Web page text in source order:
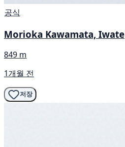
공식
Morioka Kawamata, Iwate
849 m
1개월 전
저장